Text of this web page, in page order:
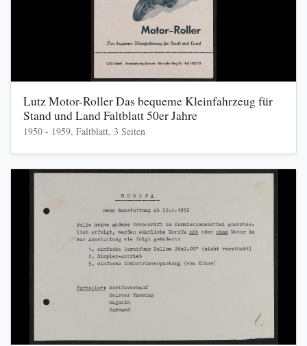
Lutz Motor-Roller Das bequeme Kleinfahrzeug für
Stand und Land Faltblatt 50er Jahre
1950 - 1959, Faltblatt, 3 Seiten